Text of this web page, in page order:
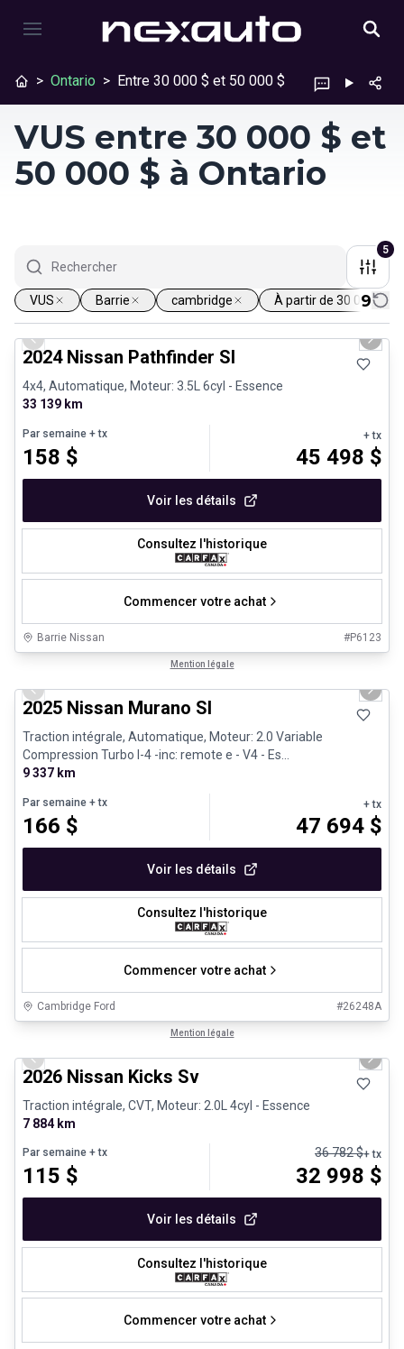
> Ontario > Entre 30 000 $ et 50 000 $
VUS entre 30 000 $ et
50 000 $ à Ontario
5
VUS Barrie cambridge À partir de 30 000 $
9
1/30
Véhicules d'occasion certifiés
Previous slide Next
2024 Nissan Pathfinder Sl
4x4, Automatique, Moteur: 3.5L 6cyl - Essence
33 139 km
Par semaine + tx
158 $
+ tx
45 498 $
Voir les détails
Consultez l'historique
Commencer votre achat
Barrie Nissan #P6123
Mention légale
Previous slide Next
2025 Nissan Murano Sl
Traction intégrale, Automatique, Moteur: 2.0 Variable
Compression Turbo I-4 -inc: remote e - V4 - Es...
9 337 km
Par semaine + tx
166 $
+ tx
47 694 $
Voir les détails
Consultez l'historique
Commencer votre achat
Cambridge Ford #26248A
Mention légale
Véhicules d'occasion certifiés
Previous slide Next
2026 Nissan Kicks Sv
Traction intégrale, CVT, Moteur: 2.0L 4cyl - Essence
7 884 km
Par semaine + tx
115 $
36 782$+ tx
32 998 $
Voir les détails
Consultez l'historique
Commencer votre achat